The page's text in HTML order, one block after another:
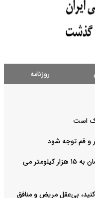
روزنامه
است
و قم توجه شود
امام‌ جمعه اهواز: با افزایش برد موشک هایمان به ۱۵ هزار کیلومتر می
بی‌عقل مریض و منافق